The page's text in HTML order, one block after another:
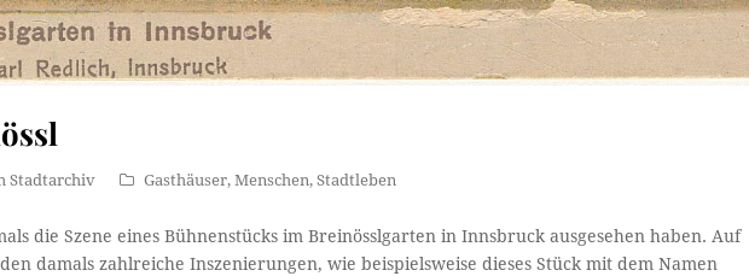
Stadtarchiv Gasthäuser,Menschen,Stadtleben
die Szene eines Bühnenstücks im Breinösslgarten in Innsbruck ausgesehen haben. Auf
damals zahlreiche Inszenierungen, wie beispielsweise dieses Stück mit dem Namen